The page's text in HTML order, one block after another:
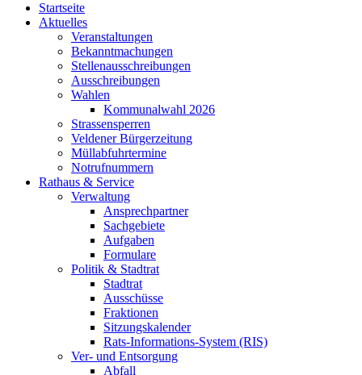
Startseite
Aktuelles
Veranstaltungen
Bekanntmachungen
Stellenausschreibungen
Ausschreibungen
Wahlen
Kommunalwahl 2026
Strassensperren
Veldener Bürgerzeitung
Müllabfuhrtermine
Notrufnummern
Rathaus & Service
Verwaltung
Ansprechpartner
Sachgebiete
Aufgaben
Formulare
Politik & Stadtrat
Stadtrat
Ausschüsse
Fraktionen
Sitzungskalender
Rats-Informations-System (RIS)
Ver- und Entsorgung
Abfall